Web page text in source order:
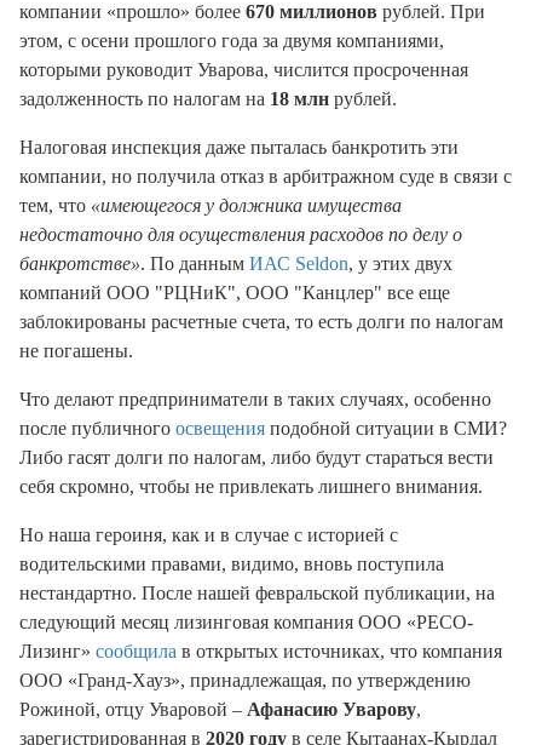
компании «прошло» более 670 миллионов рублей. При
этом, с осени прошлого года за двумя компаниями,
которыми руководит Уварова, числится просроченная
задолженность по налогам на 18 млн рублей.
Налоговая инспекция даже пыталась банкротить эти
компании, но получила отказ в арбитражном суде в связи с
тем, что «имеющегося у должника имущества
недостаточно для осуществления расходов по делу о
банкротстве». По данным ИАС Seldon, у этих двух
компаний ООО "РЦНиК", ООО "Канцлер" все еще
заблокированы расчетные счета, то есть долги по налогам
не погашены.
Что делают предприниматели в таких случаях, особенно
после публичного освещения подобной ситуации в СМИ?
Либо гасят долги по налогам, либо будут стараться вести
себя скромно, чтобы не привлекать лишнего внимания.
Но наша героиня, как и в случае с историей с
водительскими правами, видимо, вновь поступила
нестандартно. После нашей февральской публикации, на
следующий месяц лизинговая компания ООО «РЕСО-
Лизинг» сообщила в открытых источниках, что компания
ООО «Гранд-Хауз», принадлежащая, по утверждению
Рожиной, отцу Уваровой – Афанасию Уварову,
зарегистрированная в 2020 году в селе Кытаанах-Кырдал